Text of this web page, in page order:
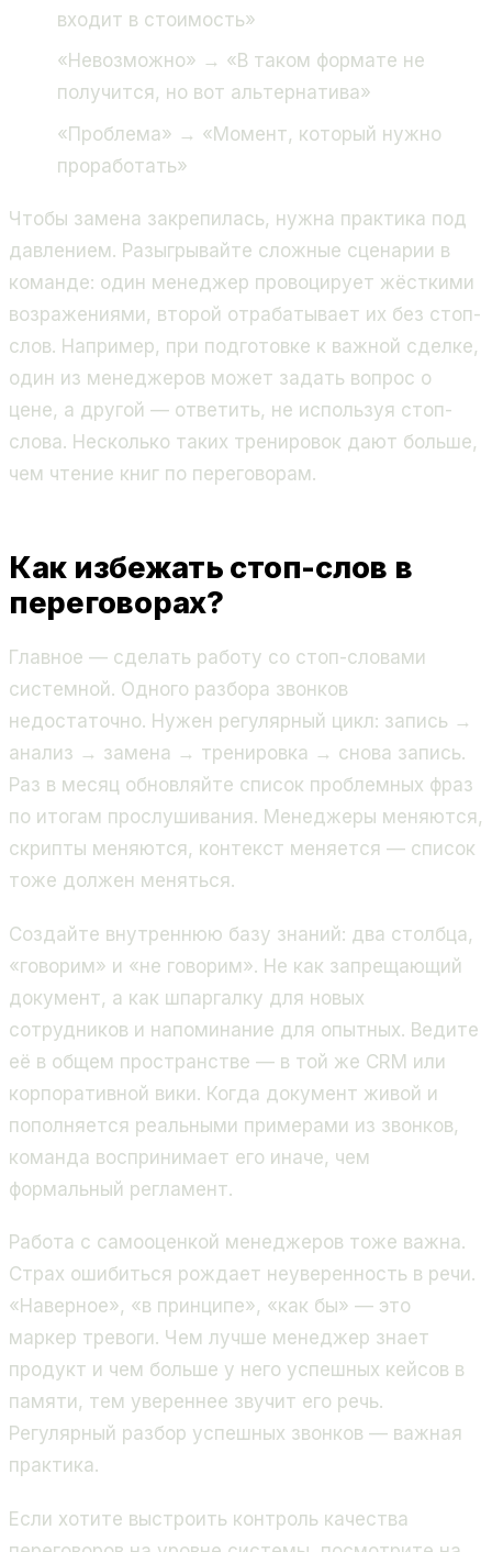
входит в стоимость»
«Невозможно» → «В таком формате не
получится, но вот альтернатива»
«Проблема» → «Момент, который нужно
проработать»
Чтобы замена закрепилась, нужна практика под
давлением. Разыгрывайте сложные сценарии в
команде: один менеджер провоцирует жёсткими
возражениями, второй отрабатывает их без стоп-
слов. Например, при подготовке к важной сделке,
один из менеджеров может задать вопрос о
цене, а другой — ответить, не используя стоп-
слова. Несколько таких тренировок дают больше,
чем чтение книг по переговорам.
Как избежать стоп-слов в
переговорах?
Главное — сделать работу со стоп-словами
системной. Одного разбора звонков
недостаточно. Нужен регулярный цикл: запись →
анализ → замена → тренировка → снова запись.
Раз в месяц обновляйте список проблемных фраз
по итогам прослушивания. Менеджеры меняются,
скрипты меняются, контекст меняется — список
тоже должен меняться.
Создайте внутреннюю базу знаний: два столбца,
«говорим» и «не говорим». Не как запрещающий
документ, а как шпаргалку для новых
сотрудников и напоминание для опытных. Ведите
её в общем пространстве — в той же CRM или
корпоративной вики. Когда документ живой и
пополняется реальными примерами из звонков,
команда воспринимает его иначе, чем
формальный регламент.
Работа с самооценкой менеджеров тоже важна.
Страх ошибиться рождает неуверенность в речи.
«Наверное», «в принципе», «как бы» — это
маркер тревоги. Чем лучше менеджер знает
продукт и чем больше у него успешных кейсов в
памяти, тем увереннее звучит его речь.
Регулярный разбор успешных звонков — важная
практика.
Если хотите выстроить контроль качества